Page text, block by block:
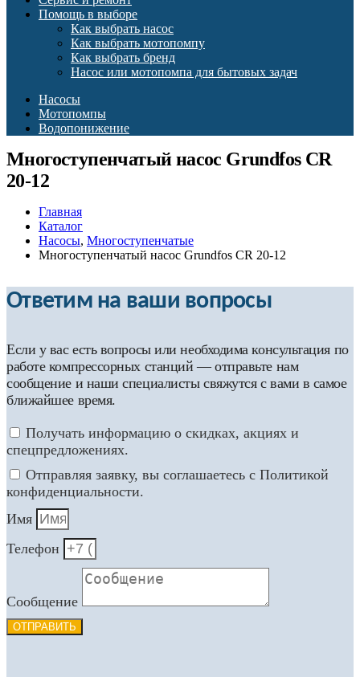
Помощь в выборе
Как выбрать насос
Как выбрать мотопомпу
Как выбрать бренд
Насос или мотопомпа для бытовых задач
Насосы
Мотопомпы
Водопонижение
Многоступенчатый насос Grundfos CR
20-12
Главная
Каталог
Насосы, Многоступенчатые
Многоступенчатый насос Grundfos CR 20-12
Ответим на ваши вопросы
Если у вас есть вопросы или необходима консультация по
работе компрессорных станций — отправьте нам
сообщение и наши специалисты свяжутся с вами в самое
ближайшее время.
Получать информацию о скидках, акциях и
спецпредложениях.
Отправляя заявку, вы соглашаетесь с Политикой
конфиденциальности.
Имя
Телефон
Сообщение
ОТПРАВИТЬ